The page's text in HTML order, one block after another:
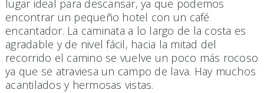
lugar ideal para descansar, ya que podemos
encontrar un pequeño hotel con un café
encantador. La caminata a lo largo de la costa es
agradable y de nivel fácil, hacia la mitad del
recorrido el camino se vuelve un poco más rocoso
ya que se atraviesa un campo de lava. Hay muchos
acantilados y hermosas vistas.